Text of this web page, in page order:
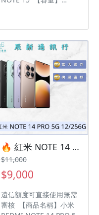
迎洽群官方LINE：
@kjg6280d • 七日鑑賞期
內，如商品有問題，請盡
速向我們告知並且協助處
理 • 全新品為原廠保固一
年，中古機店家保固15天
• 店家擁有隨時修改、變
更、暫停活動之權利 下單
您安排快速審核及回報審
核進度 LINE
ID:@kjg6280d 大呼小叫
辰通訊行 雲林縣虎尾鎮林
森路二段200號 電話:05-
6339809 在地經營12年店
🔥 紅米 NOTE 14 PRO 5G 12/256G 有額度快速過件 🎯 想換新機？現在就是最佳時機！現貨當天審件當天過件即可以馬上寄出
$11,000
$9,000
遠信額度可直接使用無需
審核 【商品名稱】小米